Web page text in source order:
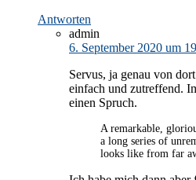
Antworten
admin
6. September 2020 um
Servus, ja genau von
einfach und zutreffend.
einen Spruch.
A remarkable,
a long series of
looks like from far